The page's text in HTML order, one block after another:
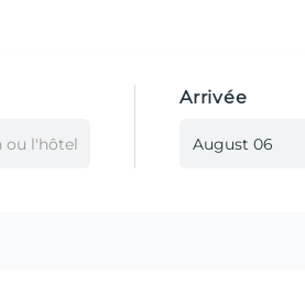
ou l'hôtel
Arrivée